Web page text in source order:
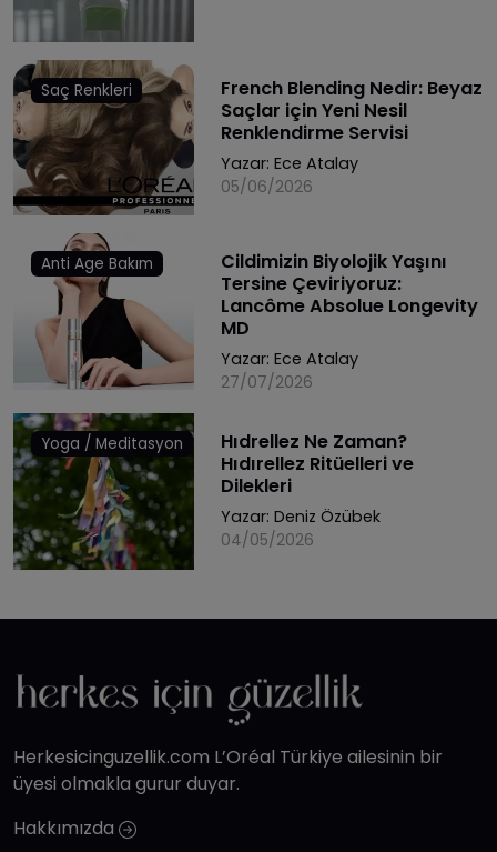
Saç Renkleri
French Blending Nedir: Beyaz
Saçlar için Yeni Nesil
Renklendirme Servisi
Yazar: Ece Atalay
05/06/2026
Anti Age Bakım
Cildimizin Biyolojik Yaşını
Tersine Çeviriyoruz:
Lancôme Absolue Longevity
MD
Yazar: Ece Atalay
27/07/2026
Yoga / Meditasyon
Hıdrellez Ne Zaman?
Hıdırellez Ritüelleri ve
Dilekleri
Yazar: Deniz Özübek
04/05/2026
Herkesicinguzellik.com L’Oréal Türkiye ailesinin bir
üyesi olmakla gurur duyar.
Hakkımızda